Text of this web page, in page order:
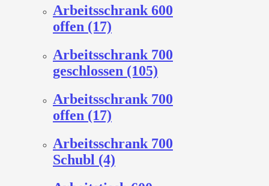
Arbeitsschrank 600
offen (17)
Arbeitsschrank 700
geschlossen (105)
Arbeitsschrank 700
offen (17)
Arbeitsschrank 700
Schubl (4)